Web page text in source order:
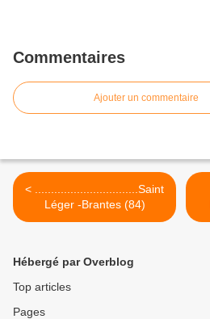
Commentaires
Ajouter un commentaire
< ................................Saint
Léger -Brantes (84)
Hébergé par Overblog
Top articles
Pages